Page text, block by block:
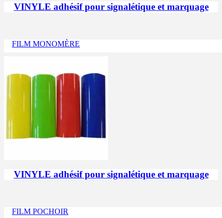
VINYLE adhésif pour signalétique et marquage
FILM MONOMÈRE
VINYLE adhésif pour signalétique et marquage
FILM POCHOIR